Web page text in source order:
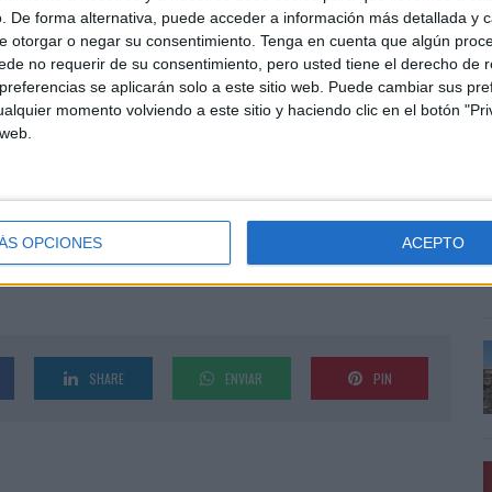
De forma alternativa, puede acceder a información más detallada y
otorgar o negar su consentimiento. Tenga en cuenta que algún
no requerir de su consentimiento, pero usted tiene el derecho de
se aplicarán solo a este sitio web. Puede cambiar sus
momento volviendo a este sitio y haciendo clic en el botón
OPCIONES ACEPTO
unirá a las más de 3.000 pantallas de las que ya
España.
y de marketing de Exterior Plus: “Agradecemos a
gestionar estos centros. Son todos espacios muy
un referente muy importante y con el cual nos
y novedoso. En todos ellos pondremos
Comerciales”.
SHARE ENVIAR PIN